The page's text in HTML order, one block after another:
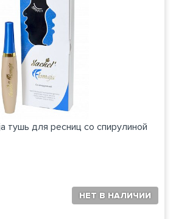
тушь для ресниц со спирулиной